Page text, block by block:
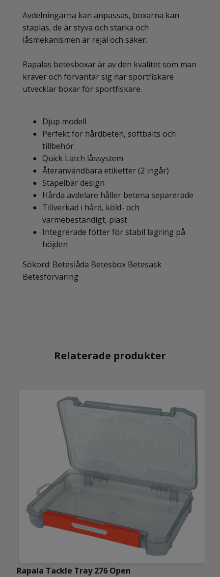
Avdelningarna kan anpassas, boxarna kan
staplas, de är styva och starka och
låsmekanismen är rejäl och säker.
Rapalas betesboxar är av den kvalitet som man
kräver och förväntar sig när sportfiskare
utvecklar boxar för sportfiskare.
Djup modell
Perfekt för hårdbeten, softbaits och
tillbehör
Quick Latch låssystem
Återanvändbara etiketter (2 ingår)
Stapelbar design
Hårda avdelare håller betena separerade
Tillverkad i hård, köld- och
värmebeständigt, plast
Integrerade fötter för stabil lagring på
höjden
Sökord: Beteslåda Betesbox Betesask
Betesförvaring
Rapala Tackle Tray 276 Open